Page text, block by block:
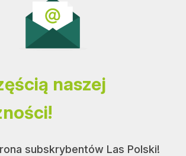
naszej
subskrybentów Las Polski!